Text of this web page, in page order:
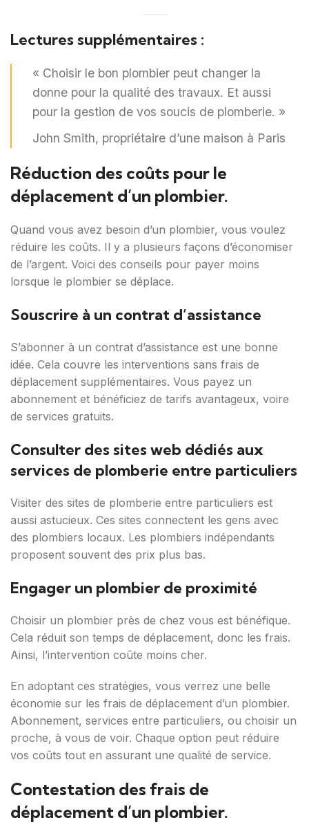
Lectures supplémentaires :
« Choisir le bon plombier peut changer la
donne pour la qualité des travaux. Et aussi
pour la gestion de vos soucis de plomberie. »
John Smith, propriétaire d’une maison à Paris
Réduction des coûts pour le
déplacement d’un plombier.
Quand vous avez besoin d’un plombier, vous voulez
réduire les coûts. Il y a plusieurs façons d’économiser
de l’argent. Voici des conseils pour payer moins
lorsque le plombier se déplace.
Souscrire à un contrat d’assistance
S’abonner à un contrat d’assistance est une bonne
idée. Cela couvre les interventions sans frais de
déplacement supplémentaires. Vous payez un
abonnement et bénéficiez de tarifs avantageux, voire
de services gratuits.
Consulter des sites web dédiés aux
services de plomberie entre particuliers
Visiter des sites de plomberie entre particuliers est
aussi astucieux. Ces sites connectent les gens avec
des plombiers locaux. Les plombiers indépendants
proposent souvent des prix plus bas.
Engager un plombier de proximité
Choisir un plombier près de chez vous est bénéfique.
Cela réduit son temps de déplacement, donc les frais.
Ainsi, l’intervention coûte moins cher.
En adoptant ces stratégies, vous verrez une belle
économie sur les frais de déplacement d’un plombier.
Abonnement, services entre particuliers, ou choisir un
proche, à vous de voir. Chaque option peut réduire
vos coûts tout en assurant une qualité de service.
Contestation des frais de
déplacement d’un plombier.